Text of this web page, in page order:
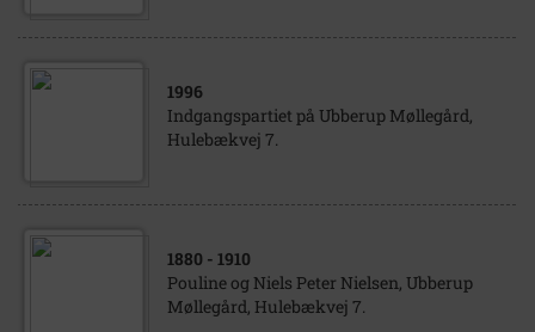
1996
Indgangspartiet på Ubberup Møllegård,
Hulebækvej 7.
1880 - 1910
Pouline og Niels Peter Nielsen, Ubberup
Møllegård, Hulebækvej 7.